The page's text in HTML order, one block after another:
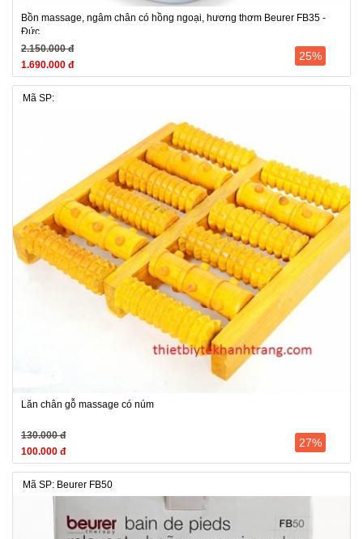
Bồn massage, ngâm chân có hồng ngoại, hương thơm Beurer FB35 -
Đức
2.150.000 đ
1.690.000 đ
25%
Mã SP:
Lăn chân gỗ massage có núm
130.000 đ
100.000 đ
27%
Mã SP: Beurer FB50